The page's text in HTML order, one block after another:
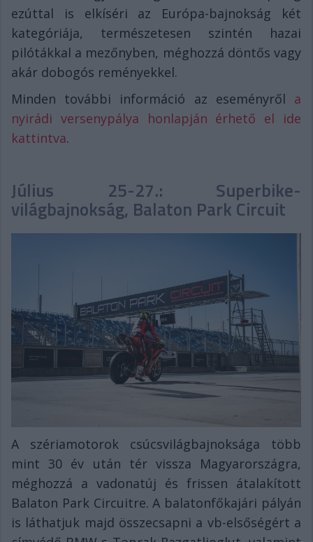
ezúttal is elkíséri az Európa-bajnokság két
kategóriája, természetesen szintén hazai
pilótákkal a mezőnyben, méghozzá döntős vagy
akár dobogós reményekkel.
Minden további információ az eseményről a
nyirádi versenypálya honlapján érhető el ide
kattintva.
Július 25-27.: Superbike-
világbajnokság, Balaton Park Circuit
A szériamotorok csúcsvilágbajnoksága több
mint 30 év után tér vissza Magyarországra,
méghozzá a vadonatúj és frissen átalakított
Balaton Park Circuitre. A balatonfőkajári pályán
is láthatjuk majd összecsapni a vb-elsőségért a